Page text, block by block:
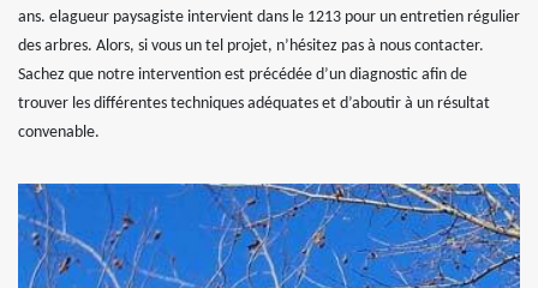
ans. elagueur paysagiste intervient dans le 1213 pour un entretien régulier
des arbres. Alors, si vous un tel projet, n’hésitez pas à nous contacter.
Sachez que notre intervention est précédée d’un diagnostic afin de
trouver les différentes techniques adéquates et d’aboutir à un résultat
convenable.